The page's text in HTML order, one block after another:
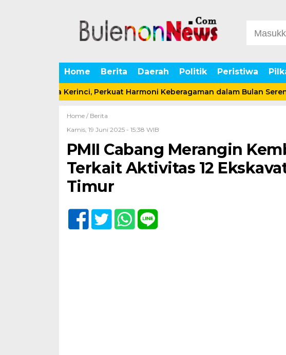
Home Berita Daerah Politik Peristiwa
Budaya Kerinci, Perkuat Harmoni Keberagaman dalam Bulan
Home / Berita
Kamis, 19 Juni 2025 - 15:38 WIB
PMII Cabang Merangin
Terkait Aktivitas 12
Timur